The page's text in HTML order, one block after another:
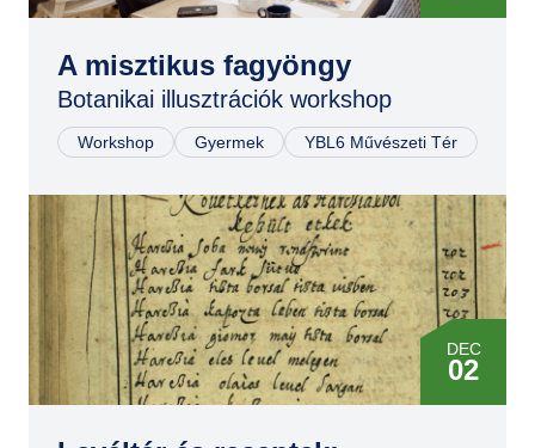
A misztikus fagyöngy
Botanikai illusztrációk workshop
Workshop Gyermek YBL6 Művészeti Tér
DEC
02